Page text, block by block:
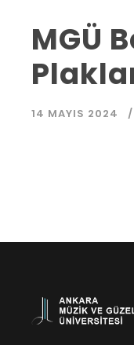
MGÜ
14 MAYIS 2024